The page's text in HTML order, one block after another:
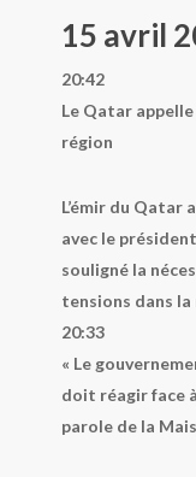
15 avril
20:42
Le Qatar
région
L’émir du Qatar
avec le
souligné la
tensions dans la
20:33
« Le
doit réagir face
parole de la